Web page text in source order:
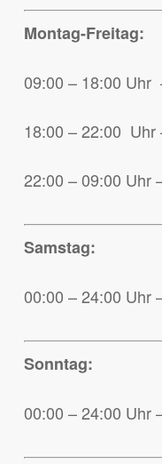
Montag-Freitag:
09:00 – 18:00 Uhr
18:00 – 22:00 Uhr
22:00 – 09:00 Uhr
Samstag:
00:00 – 24:00 Uhr
Sonntag:
00:00 – 24:00 Uhr